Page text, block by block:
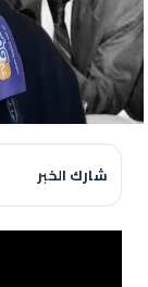
شارك الخبر